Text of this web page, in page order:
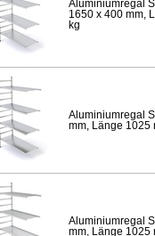
Aluminiumregal
1650 x 400 mm,
kg
Aluminiumregal
mm, Länge 1025
Aluminiumregal
mm, Länge 1025